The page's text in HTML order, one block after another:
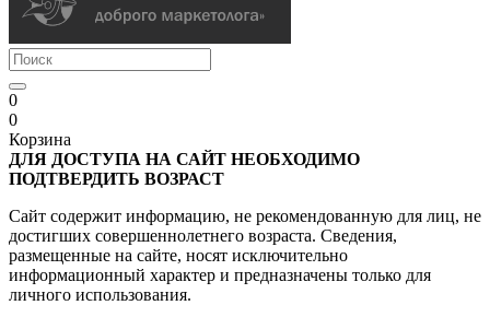
0
0
Корзина
ДЛЯ ДОСТУПА НА САЙТ НЕОБХОДИМО
ПОДТВЕРДИТЬ ВОЗРАСТ
Сайт содержит информацию, не рекомендованную для лиц, не
достигших совершеннолетнего возраста. Сведения,
размещенные на сайте, носят исключительно
информационный характер и предназначены только для
личного использования.